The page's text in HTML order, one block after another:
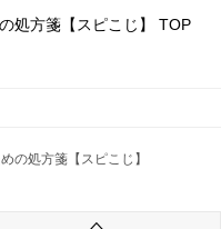
処方箋【スピこじ】 TOP
の処方箋【スピこじ】